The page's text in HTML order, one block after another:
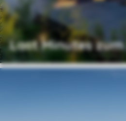
Last Minutes